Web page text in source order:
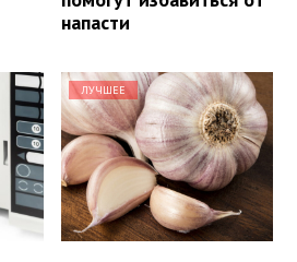
напасти
ЛУЧШЕЕ